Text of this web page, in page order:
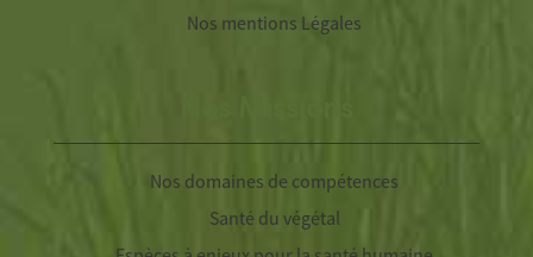
Nos mentions Légales
Nos domaines de compétences
Santé du végétal